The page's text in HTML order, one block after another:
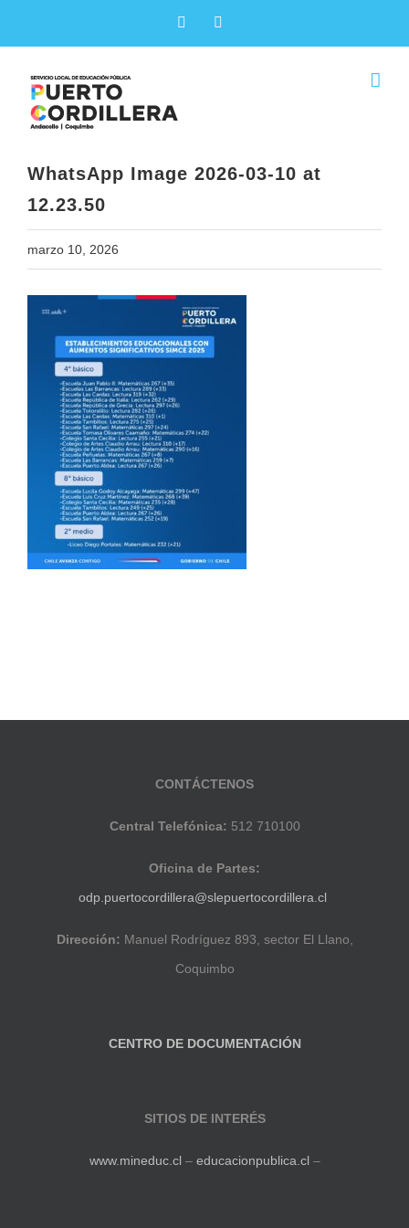
Facebook
WhatsApp Image 2026-03-10 at
12.23.50
marzo 10, 2026
CONTÁCTENOS
Central Telefónica: 512 710100
Oficina de Partes:
odp.puertocordillera@slepuertocordillera.cl
Dirección: Manuel Rodríguez 893, sector El Llano,
Coquimbo
CENTRO DE DOCUMENTACIÓN
SITIOS DE INTERÉS
www.mineduc.cl – educacionpublica.cl –